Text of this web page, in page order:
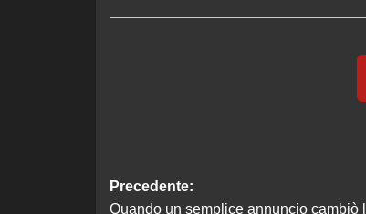
Navigazione
Precedente:
Quando un semplice annuncio cambiò